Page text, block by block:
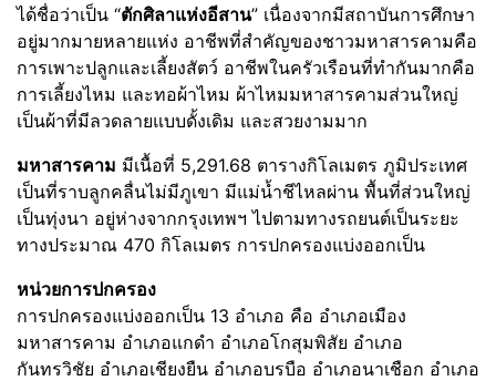
ได้ชื่อว่าเป็น “ตักศิลาแห่งอีสาน” เนื่องจากมีสถาบันการศึกษา
อยู่มากมายหลายแห่ง อาชีพที่สำคัญของชาวมหาสารคามคือ
การเพาะปลูกและเลี้ยงสัตว์ อาชีพในครัวเรือนที่ทำกันมากคือ
การเลี้ยงไหม และทอผ้าไหม ผ้าไหมมหาสารคามส่วนใหญ่
เป็นผ้าที่มีลวดลายแบบดั้งเดิม และสวยงามมาก
มหาสารคาม มีเนื้อที่ 5,291.68 ตารางกิโลเมตร ภูมิประเทศ
เป็นที่ราบลูกคลื่นไม่มีภูเขา มีแม่น้ำชีไหลผ่าน พื้นที่ส่วนใหญ่
เป็นทุ่งนา อยู่ห่างจากกรุงเทพฯ ไปตามทางรถยนต์เป็นระยะ
ทางประมาณ 470 กิโลเมตร การปกครองแบ่งออกเป็น
หน่วยการปกครอง
การปกครองแบ่งออกเป็น 13 อำเภอ คือ อำเภอเมือง
มหาสารคาม อำเภอแกดำ อำเภอโกสุมพิสัย อำเภอ
กันทรวิชัย อำเภอเชียงยืน อำเภอบรบือ อำเภอนาเชือก อำเภอ